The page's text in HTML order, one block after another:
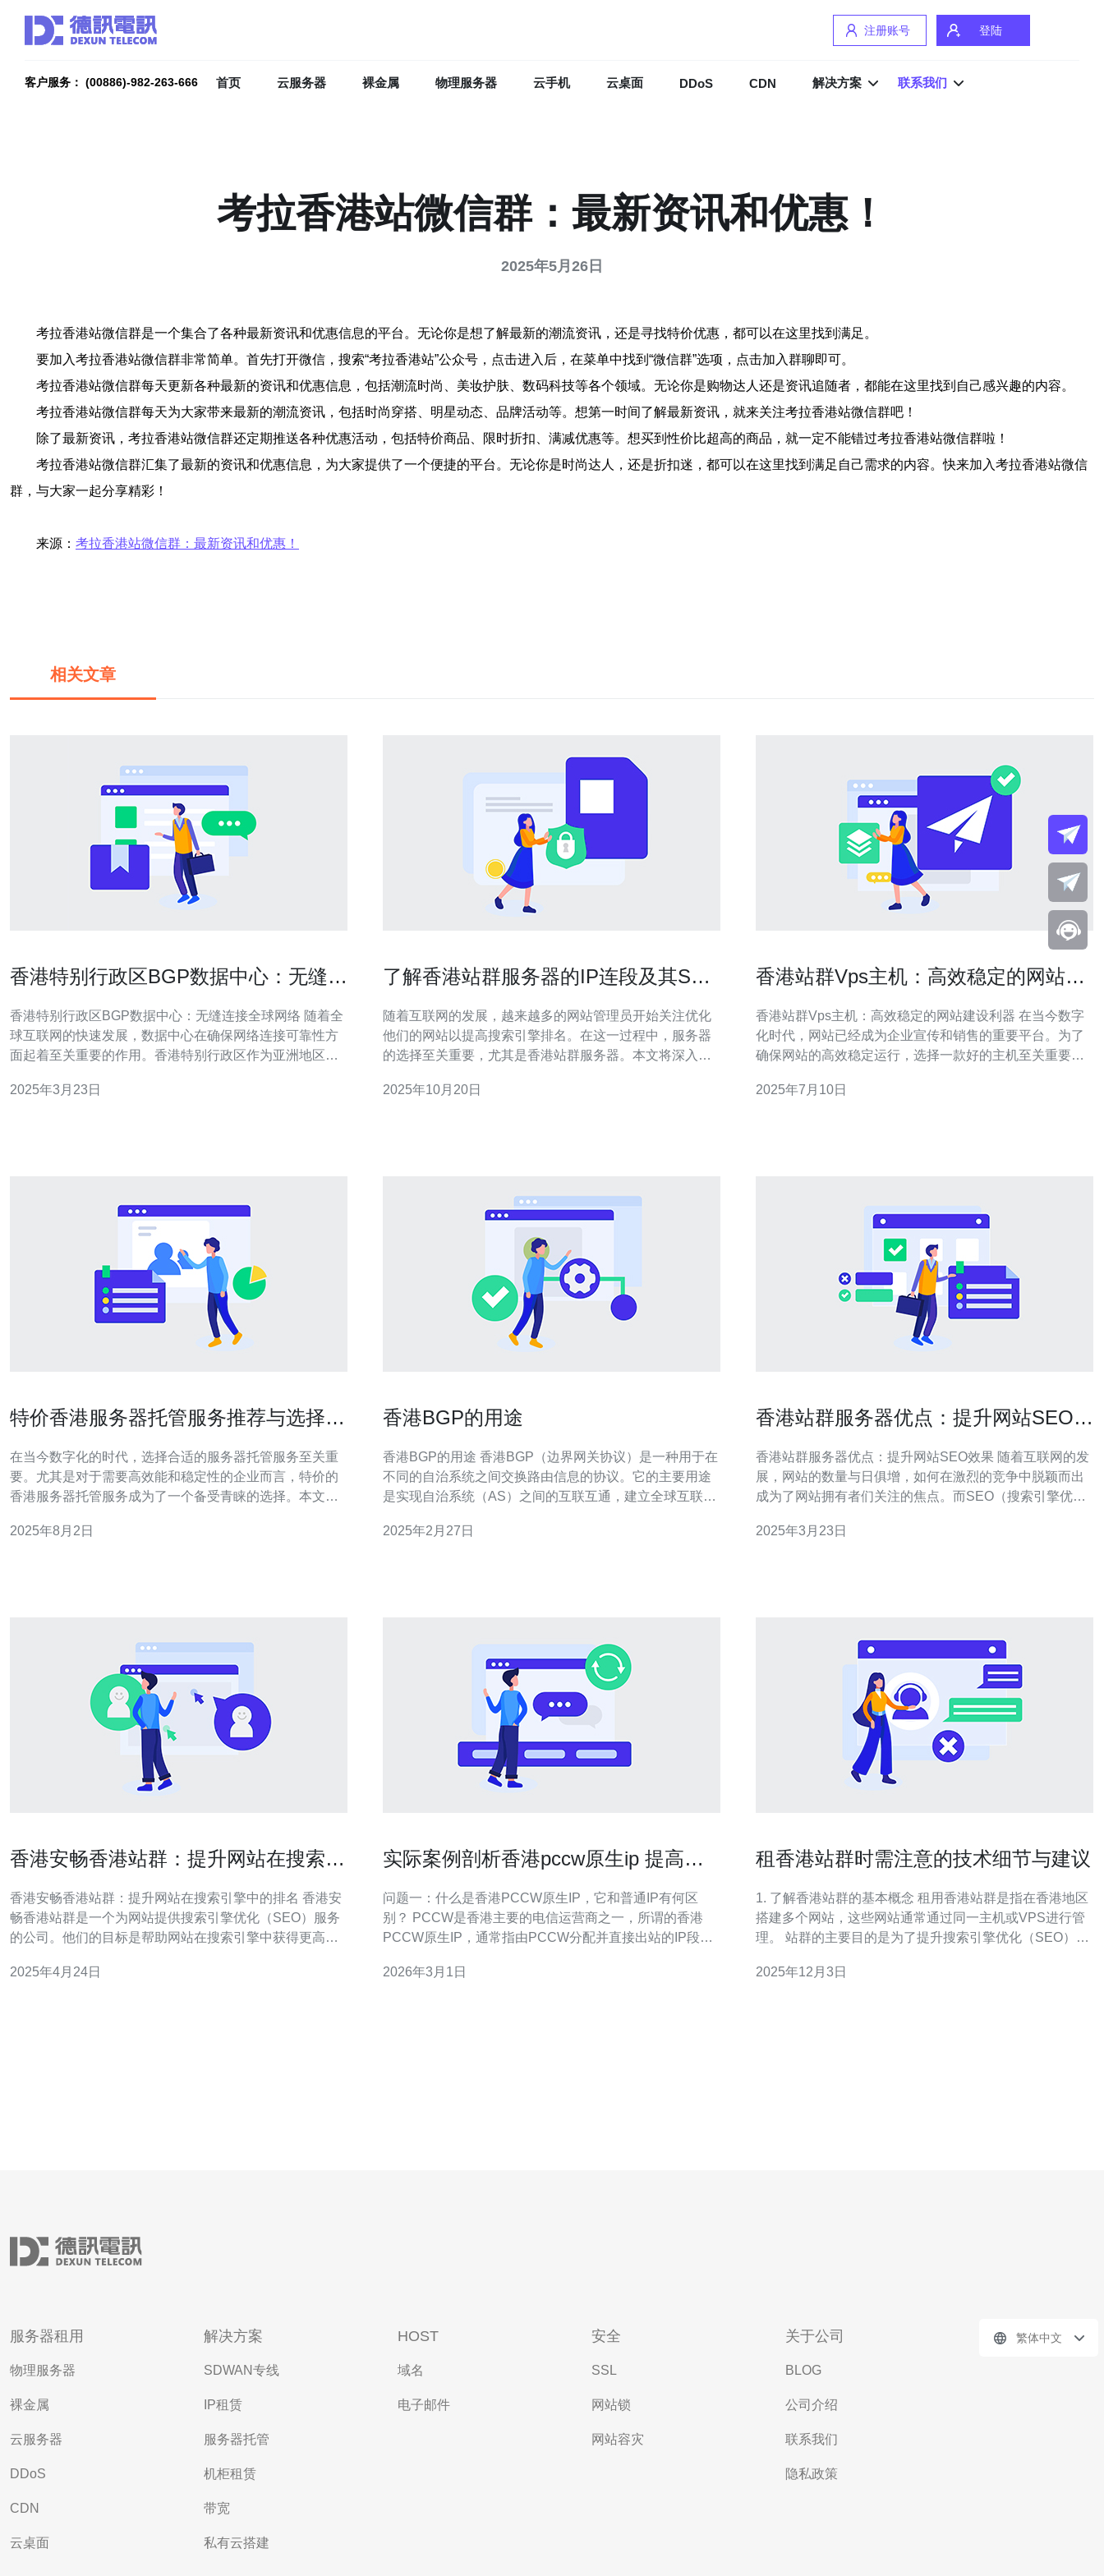
注册账号 登陆
客户服务： (00886)-982-263-666 首页 云服务器 裸金属 物理服务器 云手机 云桌面 DDoS CDN 解决方案 联系我们
考拉香港站微信群：最新资讯和优惠！
2025年5月26日
考拉香港站微信群是一个集合了各种最新资讯和优惠信息的平台。无论你是想了解最新的潮流资讯，还是寻找特价优惠，都可以在这里找到满足。
要加入考拉香港站微信群非常简单。首先打开微信，搜索“考拉香港站”公众号，点击进入后，在菜单中找到“微信群”选项，点击加入群聊即可。
考拉香港站微信群每天更新各种最新的资讯和优惠信息，包括潮流时尚、美妆护肤、数码科技等各个领域。无论你是购物达人还是资讯追随者，都能在这里找到自己感兴趣的内容。
考拉香港站微信群每天为大家带来最新的潮流资讯，包括时尚穿搭、明星动态、品牌活动等。想第一时间了解最新资讯，就来关注考拉香港站微信群吧！
除了最新资讯，考拉香港站微信群还定期推送各种优惠活动，包括特价商品、限时折扣、满减优惠等。想买到性价比超高的商品，就一定不能错过考拉香港站微信群啦！
考拉香港站微信群汇集了最新的资讯和优惠信息，为大家提供了一个便捷的平台。无论你是时尚达人，还是折扣迷，都可以在这里找到满足自己需求的内容。快来加入考拉香港站微信
群，与大家一起分享精彩！
来源： 考拉香港站微信群：最新资讯和优惠！
相关文章
香港特别行政区BGP数据中心：无缝连
香港特别行政区BGP数据中心：无缝连接全球网络 随着全
球互联网的快速发展，数据中心在确保网络连接可靠性方
面起着至关重要的作用。香港特别行政区作为亚洲地区的
提升网络基础设施的水平。香港特别行政区BGP（边界网
2025年3月23日
了解香港站群服务器的IP连段及其SEO
随着互联网的发展，越来越多的网站管理员开始关注优化
他们的网站以提高搜索引擎排名。在这一过程中，服务器
的选择至关重要，尤其是香港站群服务器。本文将深入探
好地理解如何通过正确的服务器配置来提升网站的可见
2025年10月20日
香港站群Vps主机：高效稳定的网站建
香港站群Vps主机：高效稳定的网站建设利器 在当今数字
化时代，网站已经成为企业宣传和销售的重要平台。为了
确保网站的高效稳定运行，选择一款好的主机至关重要。
建站的首选。 香港站群Vps主机采用了先进的服务器技
2025年7月10日
特价香港服务器托管服务推荐与选择指
在当今数字化的时代，选择合适的服务器托管服务至关重
要。尤其是对于需要高效能和稳定性的企业而言，特价的
香港服务器托管服务成为了一个备受青睐的选择。本文将
并推荐一些值得信赖的服务提供商，帮助您做出明智的决
2025年8月2日
香港BGP的用途
香港BGP的用途 香港BGP（边界网关协议）是一种用于在
不同的自治系统之间交换路由信息的协议。它的主要用途
是实现自治系统（AS）之间的互联互通，建立全球互联的
纽，BGP在香港的应用非常广泛。 香港作为一个重要的互
2025年2月27日
香港站群服务器优点：提升网站SEO效
香港站群服务器优点：提升网站SEO效果 随着互联网的发
展，网站的数量与日俱增，如何在激烈的竞争中脱颖而出
成为了网站拥有者们关注的焦点。而SEO（搜索引擎优
这方面，香港站群服务器提供了一些独特的优势，有助于
2025年3月23日
香港安畅香港站群：提升网站在搜索引
香港安畅香港站群：提升网站在搜索引擎中的排名 香港安
畅香港站群是一个为网站提供搜索引擎优化（SEO）服务
的公司。他们的目标是帮助网站在搜索引擎中获得更高的
引擎已成为人们获取信息和进行购物的主要工具。当用户
2025年4月24日
实际案例剖析香港pccw原生ip 提高访
问题一：什么是香港PCCW原生IP，它和普通IP有何区
别？ PCCW是香港主要的电信运营商之一，所谓的香港
PCCW原生IP，通常指由PCCW分配并直接出站的IP段，
势。与普通代理或海外IP不同，原生IP没有二次封装或
2026年3月1日
租香港站群时需注意的技术细节与建议
1. 了解香港站群的基本概念 租用香港站群是指在香港地区
搭建多个网站，这些网站通常通过同一主机或VPS进行管
理。 站群的主要目的是为了提升搜索引擎优化（SEO）效
站的曝光率和流量。 然而，搭建站群需要注意多个技术细
2025年12月3日
服务器租用
物理服务器
裸金属
云服务器
DDoS
CDN
云桌面
解决方案
SDWAN专线
IP租赁
服务器托管
机柜租赁
带宽
私有云搭建
HOST
域名
电子邮件
安全
SSL
网站锁
网站容灾
关于公司
BLOG
公司介绍
联系我们
隐私政策
繁体中文